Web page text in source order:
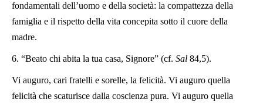
fondamentali dell’uomo e della società: la compattezza della
famiglia e il rispetto della vita concepita sotto il cuore della
madre.
6. “Beato chi abita la tua casa, Signore” (cf. Sal 84,5).
Vi auguro, cari fratelli e sorelle, la felicità. Vi auguro quella
felicità che scaturisce dalla coscienza pura. Vi auguro quella